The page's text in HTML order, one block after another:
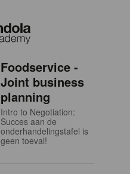
Foodservice -
Joint business
planning
Intro to Negotiation:
Succes aan de
onderhandelingstafel is
geen toeval!